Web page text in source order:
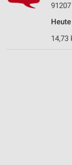
14,73